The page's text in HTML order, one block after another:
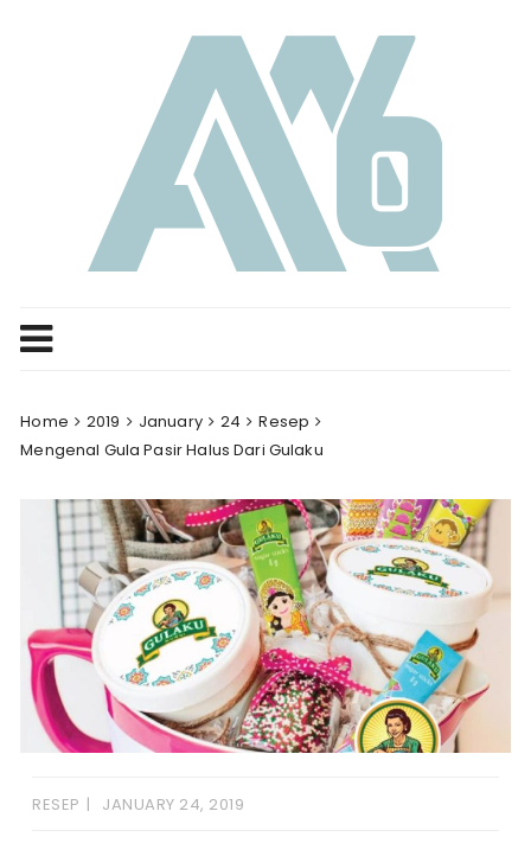
Home 2019 January 24
Resep
Mengenal Gula Pasir Halus Dari Gulaku
RESEP JANUARY 24, 2019